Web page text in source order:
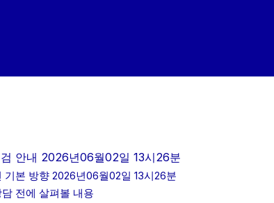
안내 2026년06월02일 13시26분
기본 방향 2026년06월02일 13시26분
전에 살펴볼 내용